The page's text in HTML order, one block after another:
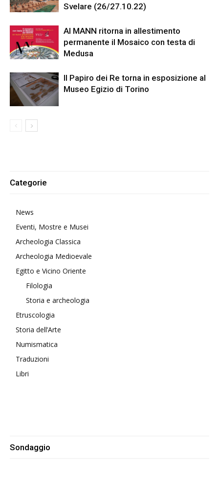
Svelare (26/27.10.22)
Al MANN ritorna in allestimento
permanente il Mosaico con testa di
Medusa
Il Papiro dei Re torna in esposizione al
Museo Egizio di Torino
Categorie
News
Eventi, Mostre e Musei
Archeologia Classica
Archeologia Medioevale
Egitto e Vicino Oriente
Filologia
Storia e archeologia
Etruscologia
Storia dell’Arte
Numismatica
Traduzioni
Libri
Sondaggio